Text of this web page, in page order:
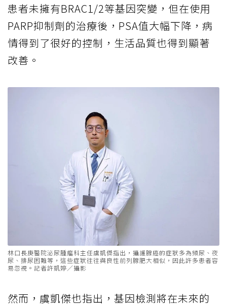
患者未擁有BRAC1/2等基因突變，但在使用
PARP抑制劑的治療後，PSA值大幅下降，病
情得到了很好的控制，生活品質也得到顯著
改善。
林口長庚醫院泌尿腫瘤科主任虞凱傑指出，攝護腺癌的症狀多為頻尿、夜
尿、排尿困難等，這些症狀往往與良性前列腺肥大相似，因此許多患者容
易忽視。記者許凱婷／攝影
然而，虞凱傑也指出，基因檢測將在未來的